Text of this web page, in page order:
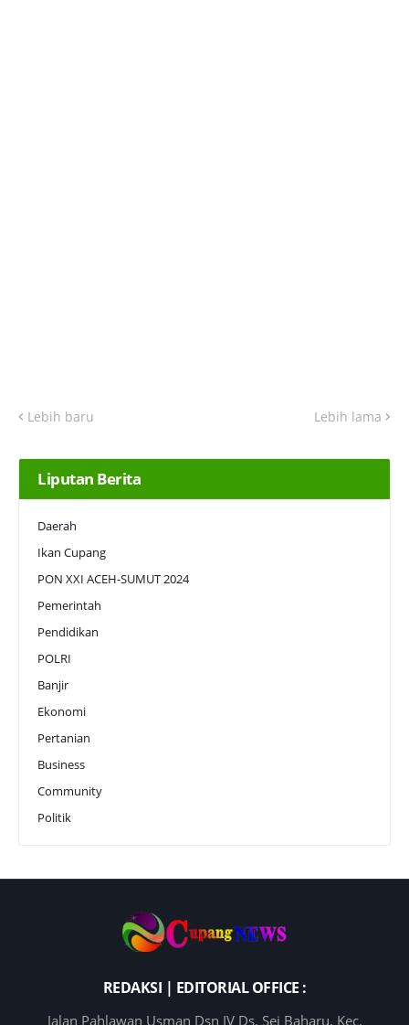
Lebih baru Lebih lama
Liputan Berita
Daerah
Ikan Cupang
PON XXI ACEH-SUMUT 2024
Pemerintah
Pendidikan
POLRI
Banjir
Ekonomi
Pertanian
Business
Community
Politik
REDAKSI | EDITORIAL OFFICE :
Jalan Pahlawan Usman Dsn IV Ds. Sei Baharu, Kec.